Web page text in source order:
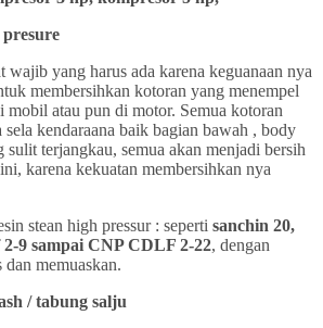
wajib yang harus ada karena keguanaan nya
membersihkan kotoran yang menempel
mobil atau pun di motor. Semua kotoran
sela kendaraana baik bagian bawah , body
sulit terjangkau, semua akan menjadi bersih
karena kekuatan membersihkan nya
stean high pressur : seperti sanchin 20,
9 sampai CNP CDLF 2-22, dengan
memuaskan.
/ tabung salju